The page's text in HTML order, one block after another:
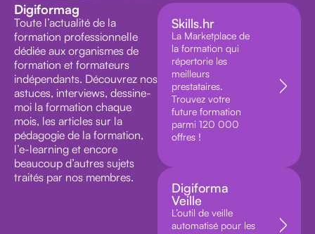
Digiformag
Toute l’actualité de la
formation professionnelle
dédiée aux organismes de
formation et formateurs
indépendants. Découvrez nos
astuces, interviews, dessine-
moi la formation chaque
mois, les articles sur la
pédagogie de la formation,
l’e-learning et encore
beaucoup d’autres sujets
traités par nos membres.
Skills.hr
La Marketplace de
la formation qui
répertorie les
meilleurs
prestataires.
Trouvez votre
future formation
parmi 120 000
offres !
Digiforma
Veille
L’outil de veille
automatisé pour les